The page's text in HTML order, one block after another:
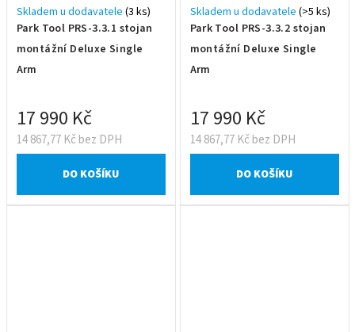
Park Tool PRS-3.3.1 stojan
montážní Deluxe Single
Arm
Skladem u dodavatele (3 ks)
14 867,77 Kč bez DPH
17 990 Kč
DO KOŠÍKU
Park Tool PRS-3.3.2 stojan
montážní Deluxe Single
Arm
Skladem u dodavatele (>5 ks)
14 867,77 Kč bez DPH
17 990 Kč
DO KOŠÍKU